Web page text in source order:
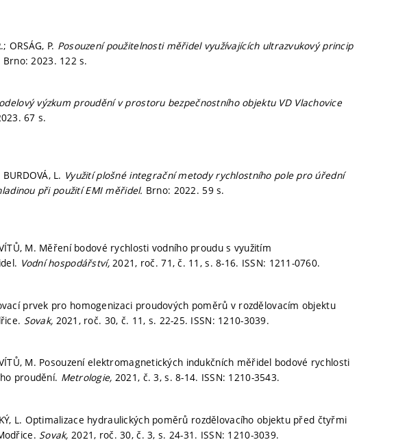
ORSÁG, P. Posouzení použitelnosti měřidel využívajících ultrazvukový princip
Brno: 2023. 122 s.
výzkum proudění v prostoru bezpečnostního objektu VD Vlachovice
67 s.
L. Využití plošné integrační metody rychlostního pole pro úřední
při použití EMI měřidel. Brno: 2022. 59 s.
VÍTŮ, M. Měření bodové rychlosti vodního proudu s využitím
Vodní hospodářství,2021, roč. 71, č. 11,s. 8-16. ISSN: 1211-0760.
prvek pro homogenizaci proudových poměrů v rozdělovacím objektu
Sovak, 2021, roč. 30, č. 11, s. 22-25. ISSN: 1210-3039.
VÍTŮ, M. Posouzení elektromagnetických indukčních měřidel bodové rychlosti
proudění. Metrologie, 2021, č. 3,s. 8-14. ISSN: 1210-3543.
L. Optimalizace hydraulických poměrů rozdělovacího objektu před čtyřmi
Sovak, 2021, roč. 30, č. 3, s. 24-31. ISSN: 1210-3039.